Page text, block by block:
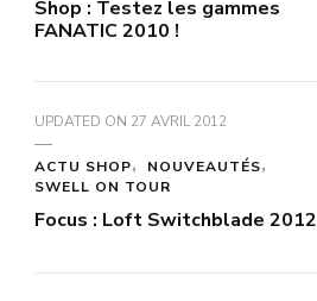
Shop : Testez les gammes
FANATIC 2010 !
UPDATED ON 27 AVRIL 2012
ACTU SHOP
NOUVEAUTÉS
SWELL ON TOUR
Focus : Loft Switchblade 2012